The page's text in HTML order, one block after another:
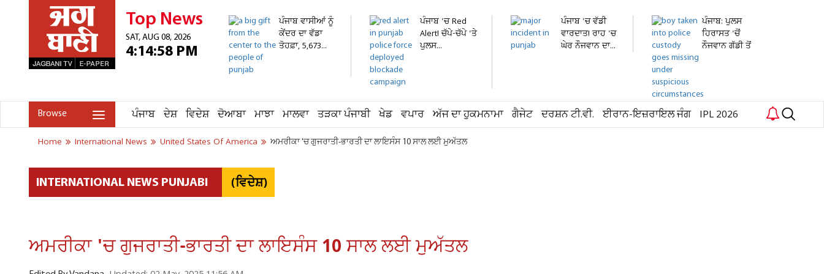
Top News
SAT, AUG 08, 2026
4:14:58 PM
ਪੰਜਾਬ ਵਾਸੀਆਂ ਨੂੰ
ਕੇਂਦਰ ਦਾ ਵੱਡਾ
ਤੋਹਫ਼ਾ, 5,673...
ਪੰਜਾਬ 'ਚ Red
Alert! ਚੱਪੇ-ਚੱਪੇ 'ਤੇ
ਪੁਲਸ...
ਪੰਜਾਬ 'ਚ ਵੱਡੀ
ਵਾਰਦਾਤ! ਰਾਹ 'ਚ
ਘੇਰ ਨੌਜਵਾਨ ਦਾ...
ਪੰਜਾਬ: ਪੁਲਸ
ਹਿਰਾਸਤ 'ਚੋਂ
ਨੌਜਵਾਨ ਗੱਡੀ ਤੋਂ
Browse ਪੰਜਾਬ ਦੇਸ਼ ਵਿਦੇਸ਼ ਦੋਆਬਾ ਮਾਝਾ ਮਾਲਵਾ ਤੜਕਾ ਪੰਜਾਬੀ ਖੇਡ ਵਪਾਰ ਅੱਜ ਦਾ ਹੁਕਮਨਾਮਾ ਗੈਜੇਟ ਦਰਸ਼ਨ ਟੀ.ਵੀ. ਈਰਾਨ-ਇਜ਼ਰਾਇਲ ਜੰਗ IPL 2026
Home International News United States Of America ਅਮਰੀਕਾ 'ਚ ਗੁਜਰਾਤੀ-ਭਾਰਤੀ ਦਾ ਲਾਇਸੰਸ 10 ਸਾਲ ਲਈ ਮੁਅੱਤਲ
INTERNATIONAL NEWS PUNJABI (ਵਿਦੇਸ਼)
ਅਮਰੀਕਾ 'ਚ ਗੁਜਰਾਤੀ-ਭਾਰਤੀ ਦਾ ਲਾਇਸੰਸ 10 ਸਾਲ ਲਈ ਮੁਅੱਤਲ